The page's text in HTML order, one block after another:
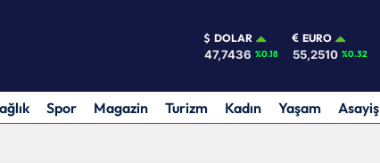
DOLAR
47,7436 %0.18
EURO
55,2510 %0.32
Spor Magazin Turizm Kadın Yaşam Asayiş